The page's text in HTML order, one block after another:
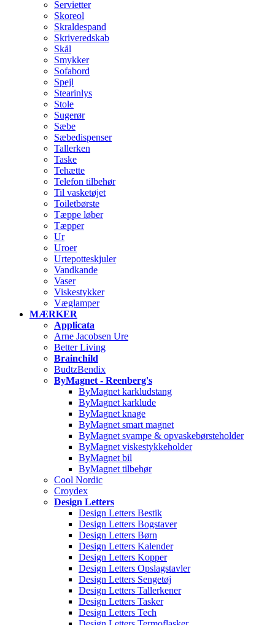
Servietter
Skoreol
Skraldespand
Skriveredskab
Skål
Smykker
Sofabord
Spejl
Stearinlys
Stole
Sugerør
Sæbe
Sæbedispenser
Tallerken
Taske
Tehætte
Telefon tilbehør
Til vasketøjet
Toiletbørste
Tæppe løber
Tæpper
Ur
Uroer
Urtepotteskjuler
Vandkande
Vaser
Viskestykker
Væglamper
MÆRKER
Applicata
Arne Jacobsen Ure
Better Living
Brainchild
BudtzBendix
ByMagnet - Reenberg's
ByMagnet karkludstang
ByMagnet karklude
ByMagnet knage
ByMagnet smart magnet
ByMagnet svampe & opvaskebørsteholder
ByMagnet viskestykkeholder
ByMagnet bil
ByMagnet tilbehør
Cool Nordic
Croydex
Design Letters
Design Letters Bestik
Design Letters Bogstaver
Design Letters Børn
Design Letters Kalender
Design Letters Kopper
Design Letters Opslagstavler
Design Letters Sengetøj
Design Letters Tallerkener
Design Letters Tasker
Design Letters Tech